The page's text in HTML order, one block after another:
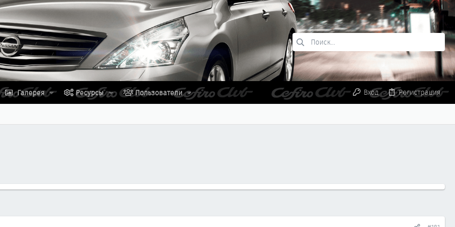
Галерея Ресурсы Пользователи Вход Регистрация